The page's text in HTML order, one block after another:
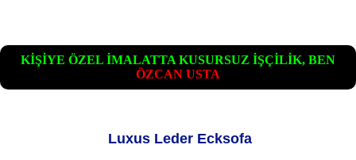
KİŞİYE ÖZEL İMALATTA KUSURSUZ İŞÇİLİK, BEN
ÖZCAN USTA
Luxus Leder Ecksofa